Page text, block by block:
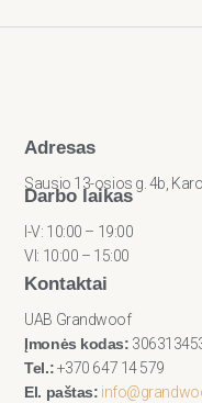
Adresas
Sausio 13-osios g. 4b,
Darbo laikas
I-V: 10:00 – 19:00
VI: 10:00 – 15:00
Kontaktai
UAB Grandwoof
Įmonės kodas:
Tel.:+370 647 14 579
El. paštas: